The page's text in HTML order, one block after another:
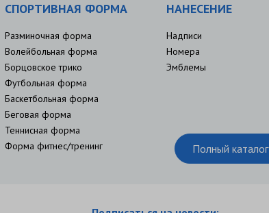
СПОРТИВНАЯ ФОРМА
Разминочная форма
Волейбольная форма
Борцовское трико
Футбольная форма
Баскетбольная форма
Беговая форма
Теннисная форма
Форма фитнес/тренинг
НАНЕСЕНИЕ
Надписи
Номера
Эмблемы
Полный каталог